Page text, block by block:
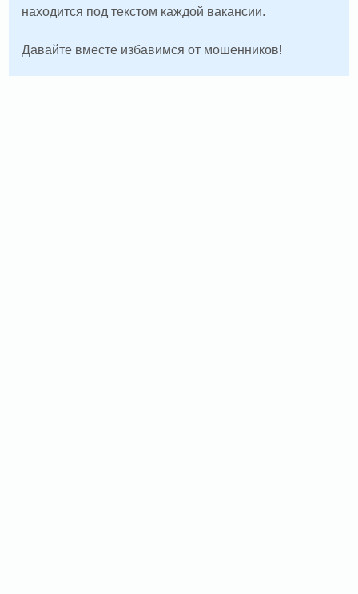
находится под текстом каждой вакансии.
Давайте вместе избавимся от мошенников!